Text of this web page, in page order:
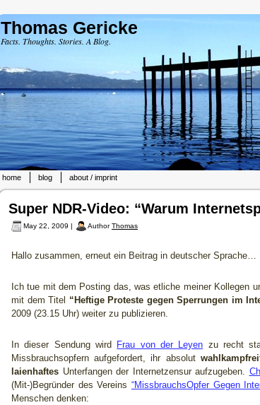
Thomas Gericke
Facts. Thoughts. Stories. A Blog.
home blog about / imprint
Super NDR-Video: “Warum
May 22, 2009 | AuthorThomas
Hallo zusammen, erneut ein Beitrag in deutscher Sprache…
Ich tue mit dem Posting das, was etliche meiner Kollegen
mit dem Titel “Heftige Proteste gegen Sperrungen im
2009 (23.15 Uhr) weiter zu publizieren.
In dieser Sendung wird Frau von der Leyen zu recht
Missbrauchsopfern aufgefordert, ihr absolut
laienhaftes Unterfangen der Internetzensur aufzugeben.
(Mit-)Begründer des Vereins “MissbrauchsOpfer Gegen
Menschen denken: